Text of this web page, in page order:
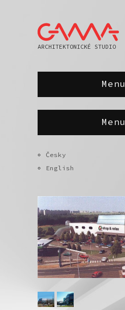
ARCHITEKTONICKÉ STUDIO
Menu
Menu
Česky
English